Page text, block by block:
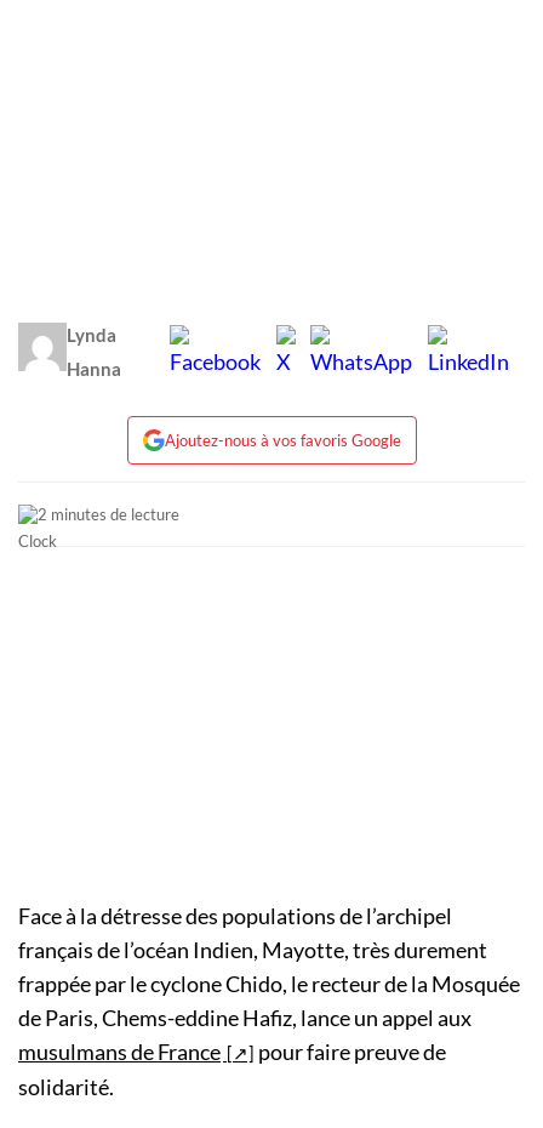
Lynda
Hanna
Ajoutez-nous à vos favoris Google
2 minutes de lecture
Face à la détresse des populations de l’archipel
français de l’océan Indien, Mayotte, très durement
frappée par le cyclone Chido, le recteur de la Mosquée
de Paris, Chems-eddine Hafiz, lance un appel aux
musulmans de France
pour faire preuve de
solidarité.